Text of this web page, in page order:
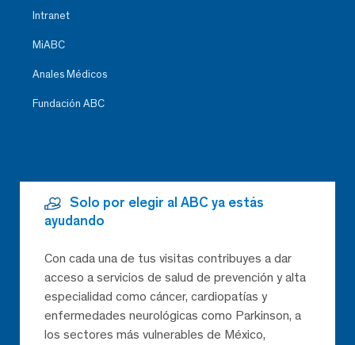
Intranet
MiABC
Anales Médicos
Fundación ABC
Solo por elegir al ABC ya estás
ayudando
Con cada una de tus visitas contribuyes a dar
acceso a servicios de salud de prevención y alta
especialidad como cáncer, cardiopatías y
enfermedades neurológicas como Parkinson, a
los sectores más vulnerables de México,